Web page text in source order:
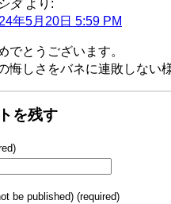
ダ より:
年5月20日 5:59 PM
でとうございます。
悔しさをバネに連敗しない
を残す
be published) (required)